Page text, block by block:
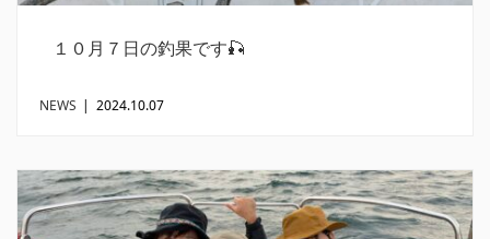
１０月７日の釣果です🎣
NEWS | 2024.10.07